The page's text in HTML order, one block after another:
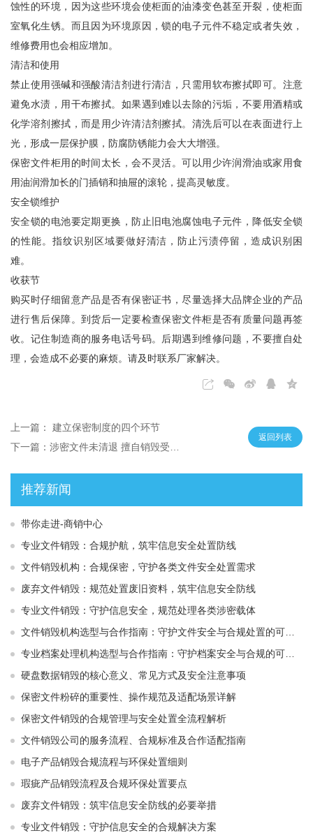
蚀性的环境，因为这些环境会使柜面的油漆变色甚至开裂，使柜面
室氧化生锈。而且因为环境原因，锁的电子元件不稳定或者失效，
维修费用也会相应增加。
清洁和使用
禁止使用强碱和强酸清洁剂进行清洁，只需用软布擦拭即可。注意
避免水渍，用干布擦拭。如果遇到难以去除的污垢，不要用酒精或
化学溶剂擦拭，而是用少许清洁剂擦拭。清洗后可以在表面进行上
光，形成一层保护膜，防腐防锈能力会大大增强。
保密文件柜用的时间太长，会不灵活。可以用少许润滑油或家用食
用油润滑加长的门插销和抽屉的滚轮，提高灵敏度。
安全锁维护
安全锁的电池要定期更换，防止旧电池腐蚀电子元件，降低安全锁
的性能。指纹识别区域要做好清洁，防止污渍停留，造成识别困
难。
收获节
购买时仔细留意产品是否有保密证书，尽量选择大品牌企业的产品
进行售后保障。到货后一定要检查保密文件柜是否有质量问题再签
收。记住制造商的服务电话号码。后期遇到维修问题，不要擅自处
理，会造成不必要的麻烦。请及时联系厂家解决。
上一篇： 建立保密制度的四个环节
返回列表
推荐新闻
带你走进-商销中心
专业文件销毁：合规护航，筑牢信息安全处置防线
文件销毁机构：合规保密，守护各类文件安全处置需求
废弃文件销毁：规范处置废旧资料，筑牢信息安全防线
专业文件销毁：守护信息安全，规范处理各类涉密载体
文件销毁机构选型与合作指南：守护文件安全与合规处置的可靠选择
专业档案处理机构选型与合作指南：守护档案安全与合规的可靠伙伴
硬盘数据销毁的核心意义、常见方式及安全注意事项
保密文件粉碎的重要性、操作规范及适配场景详解
保密文件销毁的合规管理与安全处置全流程解析
文件销毁公司的服务流程、合规标准及合作适配指南
电子产品销毁合规流程与环保处置细则
瑕疵产品销毁流程及合规环保处置要点
废弃文件销毁：筑牢信息安全防线的必要举措
专业文件销毁：守护信息安全的合规解决方案